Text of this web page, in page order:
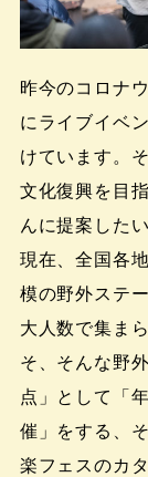
昨今のコロナ
にライブイベ
けています。
文化復興を目
んに提案した
現在、全国各
模の野外ステ
大人数で集ま
そ、そんな野
点」として「
催」をする、
楽フェスのカ